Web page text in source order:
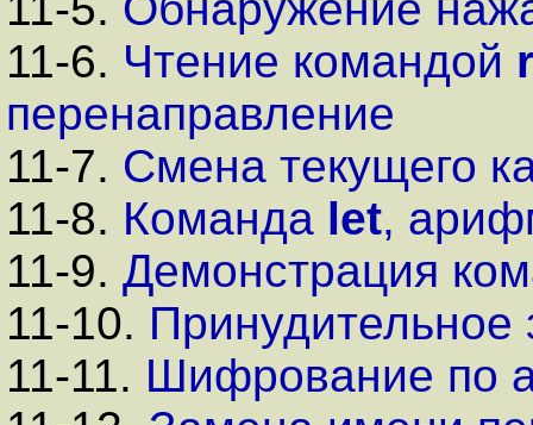
11-6. Чтение командой
перенаправление
11-7. Смена текущего
11-8. Команда let,
11-9. Демонстрация
11-10.
11-11. Шифрование по